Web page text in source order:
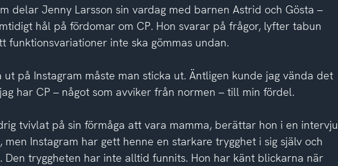
delar Jenny Larsson sin vardag med barnen Astrid och Gösta –
hål på fördomar om CP. Hon svarar på frågor, lyfter tabun
funktionsvariationer inte ska gömmas undan.
ut på Instagram måste man sticka ut. Äntligen kunde jag vända det
har CP – något som avviker från normen – till min fördel.
tvivlat på sin förmåga att vara mamma, berättar hon i en intervju
, men Instagram har gett henne en starkare trygghet i sig själv och
Den tryggheten har inte alltid funnits. Hon har känt blickarna när